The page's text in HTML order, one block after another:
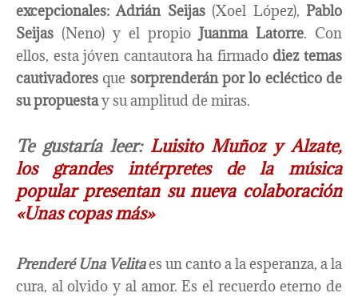
excepcionales: Adrián Seijas(Xoel López),Pablo
Seijas (Neno) y el propio Juanma Latorre. Con
ellos, esta jóven cantautora ha firmadodiez temas
cautivadores que sorprenderán por lo ecléctico de
su propuestay su amplitud de miras.
Te gustaría leer: Luisito Muñoz y Alzate,
los grandes intérpretes de la música
popular presentan su nueva colaboración
«Unas copas más»
Prenderé Una Velitaes un canto a la esperanza, a la
cura, al olvido y al amor. Es el recuerdo eterno de